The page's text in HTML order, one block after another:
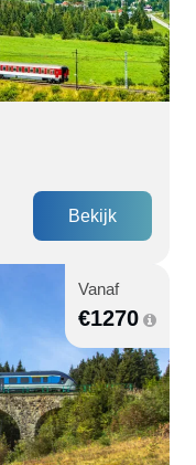
Bekijk
Vanaf
€1270